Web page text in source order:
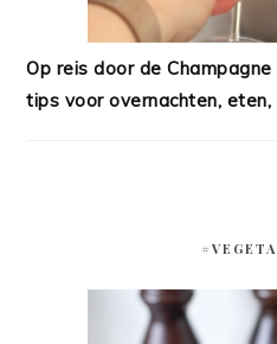
Op reis door de
tips voor overnachten, eten,